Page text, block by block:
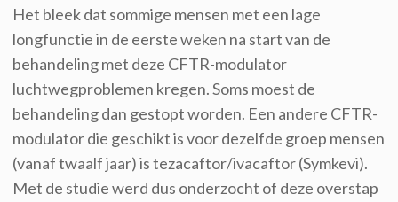
Het bleek dat sommige mensen met een lage
longfunctie in de eerste weken na start van de
behandeling met deze CFTR-modulator
luchtwegproblemen kregen. Soms moest de
behandeling dan gestopt worden. Een andere CFTR-
modulator die geschikt is voor dezelfde groep mensen
(vanaf twaalf jaar) is tezacaftor/ivacaftor (Symkevi).
Met de studie werd dus onderzocht of deze overstap